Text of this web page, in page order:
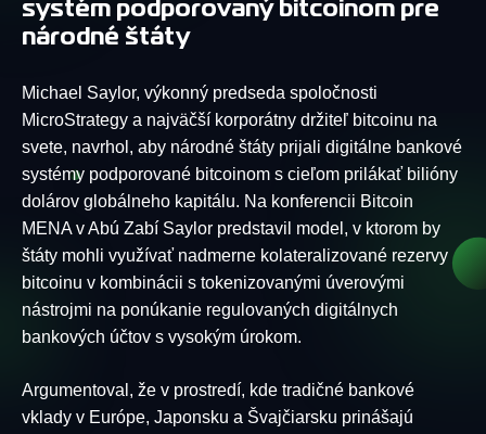
systém podporovaný bitcoinom pre
národné štáty
Michael Saylor, výkonný predseda spoločnosti
MicroStrategy a najväčší korporátny držiteľ bitcoinu na
svete, navrhol, aby národné štáty prijali digitálne bankové
systémy podporované bitcoinom s cieľom prilákať bilióny
dolárov globálneho kapitálu. Na konferencii Bitcoin
MENA v Abú Zabí Saylor predstavil model, v ktorom by
štáty mohli využívať nadmerne kolateralizované rezervy
bitcoinu v kombinácii s tokenizovanými úverovými
nástrojmi na ponúkanie regulovaných digitálnych
bankových účtov s vysokým úrokom.
Argumentoval, že v prostredí, kde tradičné bankové
vklady v Európe, Japonsku a Švajčiarsku prinášajú